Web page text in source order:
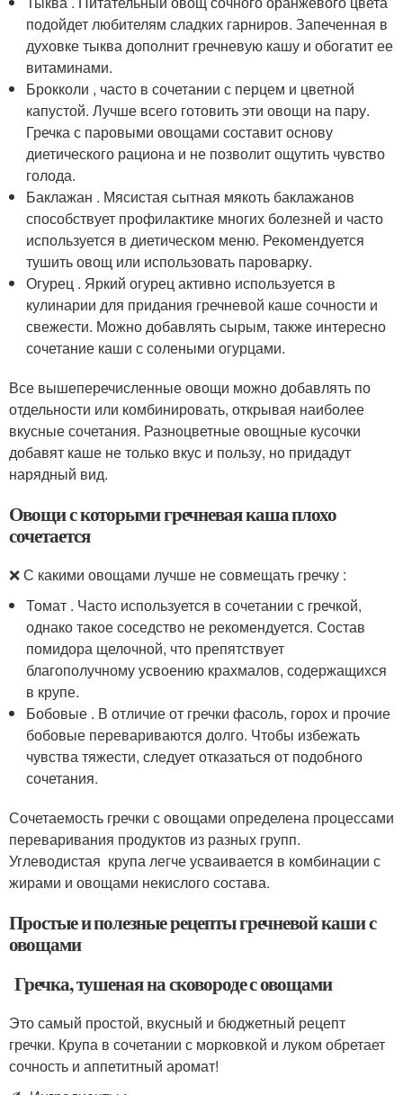
подойдет любителям сладких гарниров. Запеченная в
духовке тыква дополнит гречневую кашу и обогатит ее
витаминами.
Брокколи , часто в сочетании с перцем и цветной
капустой. Лучше всего готовить эти овощи на пару.
Гречка с паровыми овощами составит основу
диетического рациона и не позволит ощутить чувство
голода.
Баклажан . Мясистая сытная мякоть баклажанов
способствует профилактике многих болезней и часто
используется в диетическом меню. Рекомендуется
тушить овощ или использовать пароварку.
Огурец . Яркий огурец активно используется в
кулинарии для придания гречневой каше сочности и
свежести. Можно добавлять сырым, также интересно
сочетание каши с солеными огурцами.
Все вышеперечисленные овощи можно добавлять по
отдельности или комбинировать, открывая наиболее
вкусные сочетания. Разноцветные овощные кусочки
добавят каше не только вкус и пользу, но придадут
нарядный вид.
Овощи с которыми гречневая каша плохо
сочетается
❌ С какими овощами лучше не совмещать гречку :
Томат . Часто используется в сочетании с гречкой,
однако такое соседство не рекомендуется. Состав
помидора щелочной, что препятствует
благополучному усвоению крахмалов, содержащихся
в крупе.
Бобовые . В отличие от гречки фасоль, горох и прочие
бобовые перевариваются долго. Чтобы избежать
чувства тяжести, следует отказаться от подобного
сочетания.
Сочетаемость гречки с овощами определена процессами
переваривания продуктов из разных групп.
Углеводистая крупа легче усваивается в комбинации с
жирами и овощами некислого состава.
Простые и полезные рецепты гречневой каши с
овощами
Гречка, тушеная на сковороде с овощами
Это самый простой, вкусный и бюджетный рецепт
гречки. Крупа в сочетании с морковкой и луком обретает
сочность и аппетитный аромат!